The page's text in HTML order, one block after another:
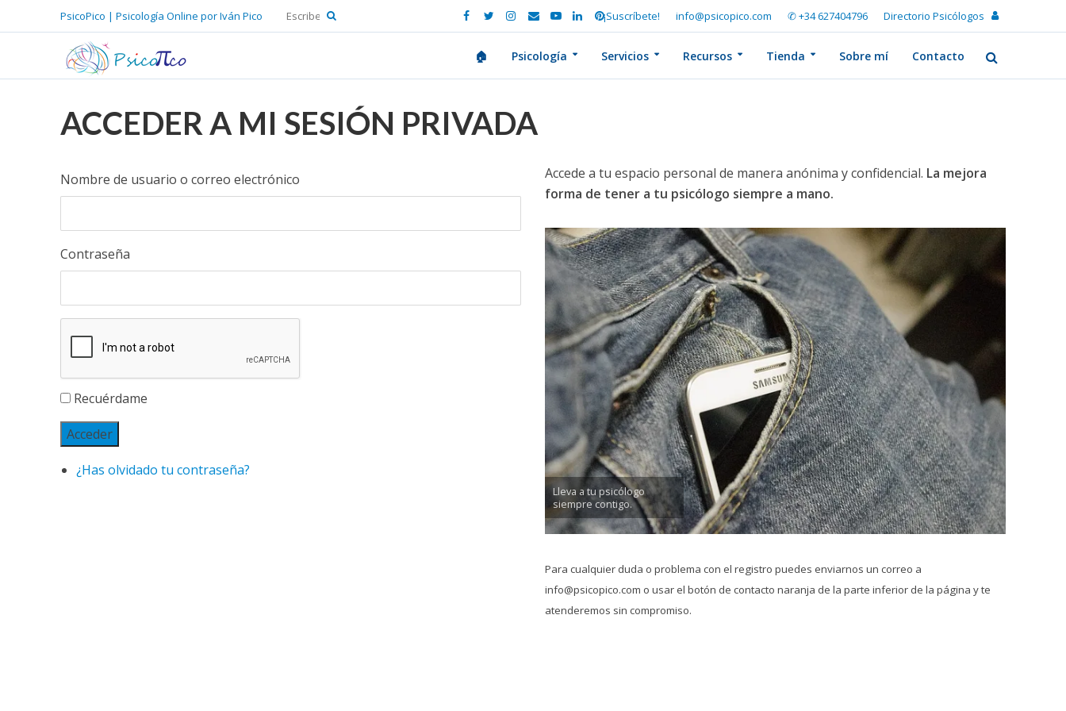
PsicoPico | Psicología Online por Iván Pico ¡Suscríbete! info@psicopico.com ✆ +34 627404796 Directorio Psicólogos
🏠 Psicología Servicios Recursos Tienda Sobre mí Contacto
ACCEDER A MI SESIÓN PRIVADA
Nombre de usuario o correo electrónico
Contraseña
Recuérdame
Acceder
¿Has olvidado tu contraseña?
Accede a tu espacio personal de manera anónima y confidencial. La mejora
forma de tener a tu psicólogo siempre a mano.
Lleva a tu psicólogo
siempre contigo.
Para cualquier duda o problema con el registro puedes enviarnos un correo a
info@psicopico.com o usar el botón de contacto naranja de la parte inferior de la página y te
atenderemos sin compromiso.